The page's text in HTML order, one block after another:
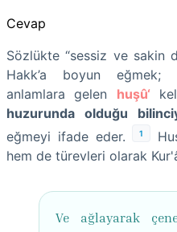
Cevap
Sözlükte “sessiz ve sakin
Hakk’a boyun eğmek;
anlamlara gelen huşû‘
huzurunda olduğu
eğmeyi ifade eder.
1
hem de türevleri olarak
Ve ağlayarak